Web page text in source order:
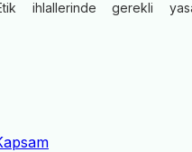
ihlallerinde gerekli